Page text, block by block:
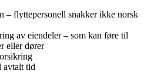
– flyttepersonell snakker ikke norsk
av eiendeler – som kan føre til
eller dører
avtalt tid